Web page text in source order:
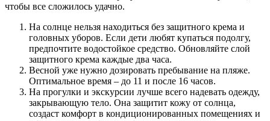
чтобы все сложилось удачно.
На солнце нельзя находиться без защитного крема и
головных уборов. Если дети любят купаться подолгу,
предпочтите водостойкое средство. Обновляйте слой
защитного крема каждые два часа.
Весной уже нужно дозировать пребывание на пляже.
Оптимальное время – до 11 и после 16 часов.
На прогулки и экскурсии лучше всего надевать одежду,
закрывающую тело. Она защитит кожу от солнца,
создаст комфорт в кондиционированных помещениях и